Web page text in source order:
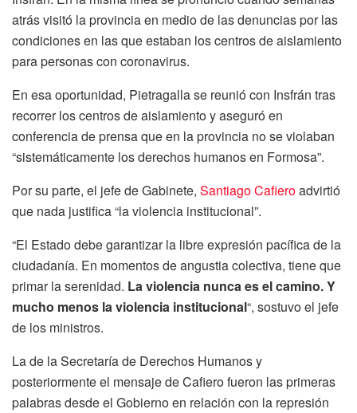
atrás visitó la provincia en medio de las denuncias por las
condiciones en las que estaban los centros de aislamiento
para personas con coronavirus.
En esa oportunidad, Pietragalla se reunió con Insfrán tras
recorrer los centros de aislamiento y aseguró en
conferencia de prensa que en la provincia no se violaban
“sistemáticamente los derechos humanos en Formosa”.
Por su parte, el jefe de Gabinete, Santiago Cafieroadvirtió
que nada justifica “la violencia institucional”.
“El Estado debe garantizar la libre expresión pacífica de la
ciudadanía. En momentos de angustia colectiva, tiene que
primar la serenidad. La violencia nunca es el camino. Y
mucho menos la violencia institucional“, sostuvo el jefe
de los ministros.
La de la Secretaría de Derechos Humanos y
posteriormente el mensaje de Cafiero fueron las primeras
palabras desde el Gobierno en relación con la represión